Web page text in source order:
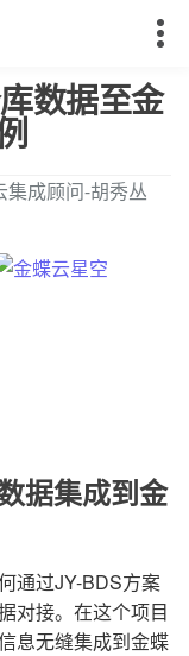
数据至金
集成顾问-胡秀丛
据集成到金
通过JY-BDS方案
对接。在这个项目
息无缝集成到金蝶